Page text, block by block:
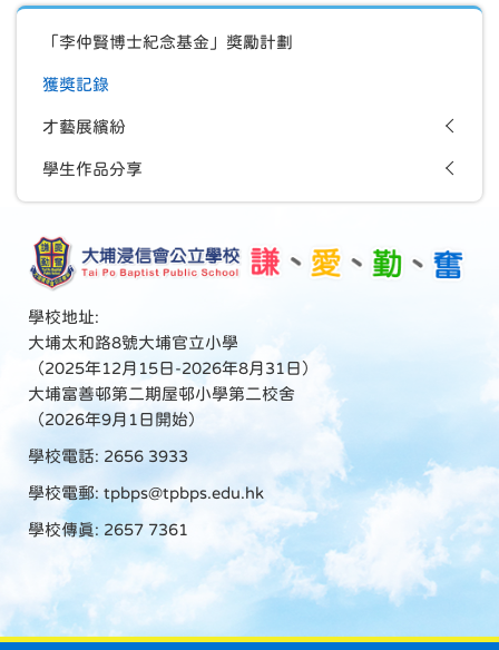
「李仲賢博士紀念基金」獎勵計劃
獲獎記錄
才藝展繽紛
學生作品分享
學校地址:
大埔太和路8號大埔官立小學
（2025年12月15日-2026年8月31日）
大埔富善邨第二期屋邨小學第二校舍
（2026年9月1日開始）
學校電話: 2656 3933
學校電郵: tpbps@tpbps.edu.hk
學校傳真: 2657 7361